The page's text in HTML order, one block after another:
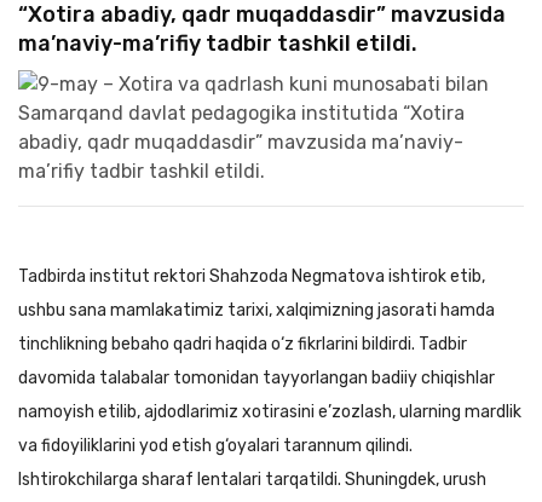
“Xotira abadiy, qadr muqaddasdir” mavzusida
ma’naviy-ma’rifiy tadbir tashkil etildi.
Tadbirda institut rektori Shahzoda Negmatova ishtirok etib,
ushbu sana mamlakatimiz tarixi, xalqimizning jasorati hamda
tinchlikning bebaho qadri haqida o‘z fikrlarini bildirdi. Tadbir
davomida talabalar tomonidan tayyorlangan badiiy chiqishlar
namoyish etilib, ajdodlarimiz xotirasini e’zozlash, ularning mardlik
va fidoyiliklarini yod etish g‘oyalari tarannum qilindi.
Ishtirokchilarga sharaf lentalari tarqatildi. Shuningdek, urush